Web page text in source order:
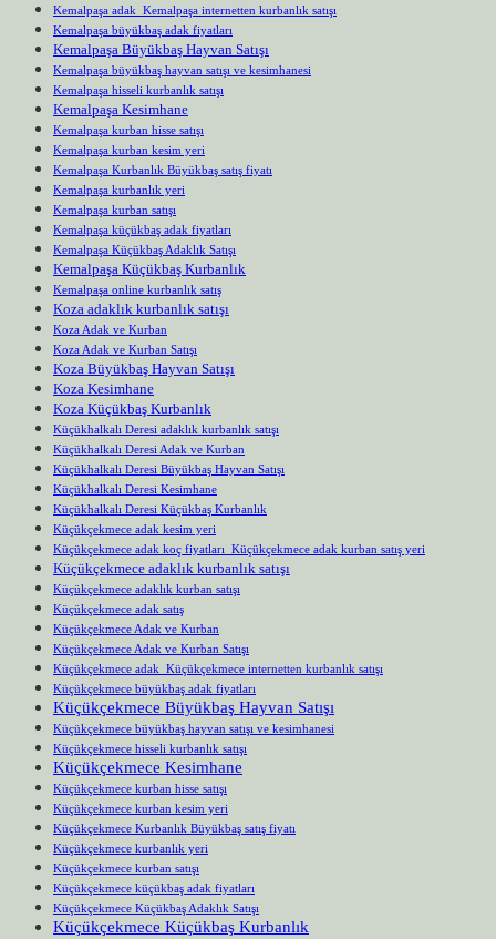
Kemalpaşa adak Kemalpaşa internetten kurbanlık satışı
Kemalpaşa büyükbaş adak fiyatları
Kemalpaşa Büyükbaş Hayvan Satışı
Kemalpaşa büyükbaş hayvan satışı ve kesimhanesi
Kemalpaşa hisseli kurbanlık satışı
Kemalpaşa Kesimhane
Kemalpaşa kurban hisse satışı
Kemalpaşa kurban kesim yeri
Kemalpaşa Kurbanlık Büyükbaş satış fiyatı
Kemalpaşa kurbanlık yeri
Kemalpaşa kurban satışı
Kemalpaşa küçükbaş adak fiyatları
Kemalpaşa Küçükbaş Adaklık Satışı
Kemalpaşa Küçükbaş Kurbanlık
Kemalpaşa online kurbanlık satış
Koza adaklık kurbanlık satışı
Koza Adak ve Kurban
Koza Adak ve Kurban Satışı
Koza Büyükbaş Hayvan Satışı
Koza Kesimhane
Koza Küçükbaş Kurbanlık
Küçükhalkalı Deresi adaklık kurbanlık satışı
Küçükhalkalı Deresi Adak ve Kurban
Küçükhalkalı Deresi Büyükbaş Hayvan Satışı
Küçükhalkalı Deresi Kesimhane
Küçükhalkalı Deresi Küçükbaş Kurbanlık
Küçükçekmece adak kesim yeri
Küçükçekmece adak koç fiyatları Küçükçekmece adak kurban satış yeri
Küçükçekmece adaklık kurbanlık satışı
Küçükçekmece adaklık kurban satışı
Küçükçekmece adak satış
Küçükçekmece Adak ve Kurban
Küçükçekmece Adak ve Kurban Satışı
Küçükçekmece adak Küçükçekmece internetten kurbanlık satışı
Küçükçekmece büyükbaş adak fiyatları
Küçükçekmece Büyükbaş Hayvan Satışı
Küçükçekmece büyükbaş hayvan satışı ve kesimhanesi
Küçükçekmece hisseli kurbanlık satışı
Küçükçekmece Kesimhane
Küçükçekmece kurban hisse satışı
Küçükçekmece kurban kesim yeri
Küçükçekmece Kurbanlık Büyükbaş satış fiyatı
Küçükçekmece kurbanlık yeri
Küçükçekmece kurban satışı
Küçükçekmece küçükbaş adak fiyatları
Küçükçekmece Küçükbaş Adaklık Satışı
Küçükçekmece Küçükbaş Kurbanlık